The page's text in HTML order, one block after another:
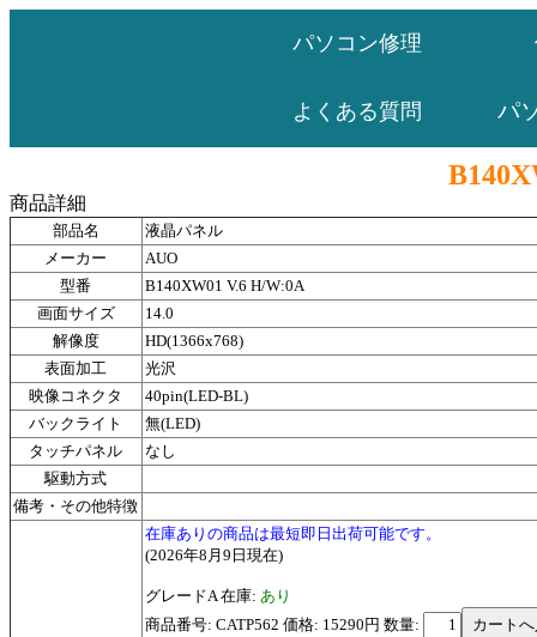
パソコン修理
よくある質問 パ
商品詳細
部品名
液晶パネル
メーカー
AUO
型番
B140XW01 V.6 H/W:0A
画面サイズ
14.0
解像度
HD(1366x768)
表面加工
光沢
映像コネクタ
40pin(LED-BL)
バックライト
無(LED)
タッチパネル
なし
駆動方式
備考・その他特徴
在庫ありの商品は最短即日出荷可能です。
(2026年8月9日現在)
グレードA 在庫: あり
商品番号: CATP562 価格: 15290円 数量: